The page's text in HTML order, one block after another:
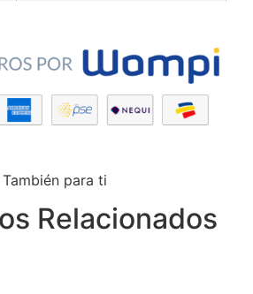
También para ti
Relacionados